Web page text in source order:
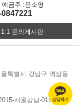
예금주 :윤소영
1:1 문의게시판
특별시 강남구 역삼동
서울강남-01584 개